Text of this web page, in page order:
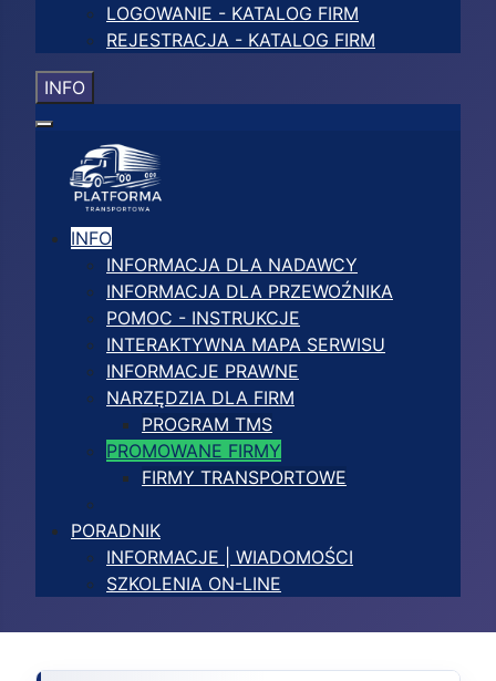
LOGOWANIE - KATALOG FIRM
REJESTRACJA - KATALOG FIRM
INFO
INFO
INFORMACJA DLA NADAWCY
INFORMACJA DLA PRZEWOŹNIKA
POMOC - INSTRUKCJE
INTERAKTYWNA MAPA SERWISU
INFORMACJE PRAWNE
NARZĘDZIA DLA FIRM
PROGRAM TMS
PROMOWANE FIRMY
FIRMY TRANSPORTOWE
PORADNIK
INFORMACJE | WIADOMOŚCI
SZKOLENIA ON-LINE